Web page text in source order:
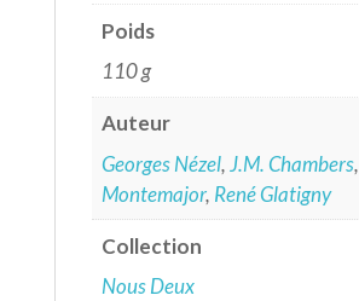
Poids
110 g
Auteur
Georges Nézel,J.M. Chambers,
Montemajor, René Glatigny
Collection
Nous Deux